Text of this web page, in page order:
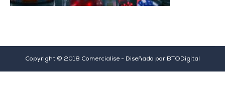
Copyright © 2018 Comercialise - Diseñado por BTODigital